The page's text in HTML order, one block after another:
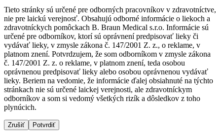
Uzatváranie rán
Riešenia
Terapie
Dialyzačné strediská
B. Braun Avitum poskytuje kvalitnú dialyzačnú starostlivosť
vo všetkých svojich strediskách na Slovensku. Viac
informácií nájdete na stránke jednotlivých stredísk.
Nájdite si prácu u nás​
Objavte svoje kariérne príležitosti ​v B. Braun. Vyhľadajte náš
trh práce​ pre zaujímavé pozície na Slovensku.​
Médiá
Kontakt
Tieto stránky sú určené pre odborných pracovníkov v zdravotníctve,
nie pre laickú verejnosť. Obsahujú odborné informácie o liekoch a
zdravotníckych pomôckach B. Braun Medical s.r.o. Informácie sú
určené pre odborníkov, ktorí sú oprávnení predpisovať lieky či
vydávať lieky, v zmysle zákona č. 147/2001 Z. z., o reklame, v
platnom znení. Potvrdzujem, že som odborníkom v zmysle zákona
č. 147/2001 Z. z. o reklame, v platnom znení, teda osobou
oprávnenou predpisovať lieky alebo osobou oprávnenou vydávať
lieky. Beriem na vedomie, že informácie ďalej obsiahnuté na týchto
stránkach nie sú určené laickej verejnosti, ale zdravotníckym
odborníkov a som si vedomý všetkých rizík a dôsledkov z toho
plynúcich.
Zrušiť Potvrdiť